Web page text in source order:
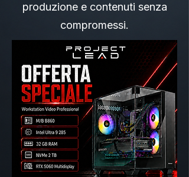
produzione e contenuti senza
compromessi.